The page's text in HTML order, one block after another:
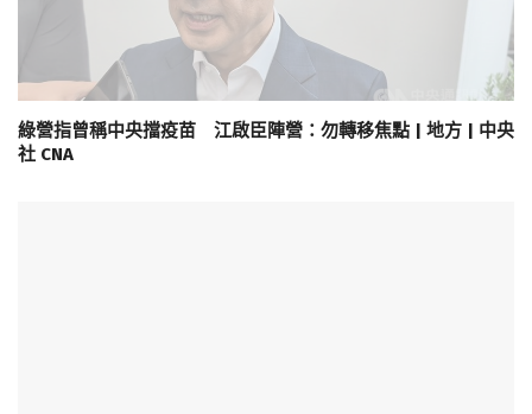
綠營指曾稱中央擋疫苗 江啟臣陣營：勿轉移焦點 | 地方 | 中央
社 CNA